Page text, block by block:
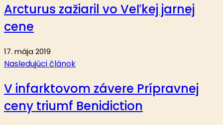
Arcturus zažiaril vo Veľkej jarnej
cene
17. mája 2019
Nasledujúci článok
V infarktovom závere Prípravnej
ceny triumf Benidiction